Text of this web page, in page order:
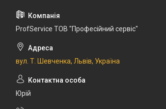
ProfService ТОВ "Професійний сервіс"
вул. Т. Шевченка, Львів, Україна
Юрій